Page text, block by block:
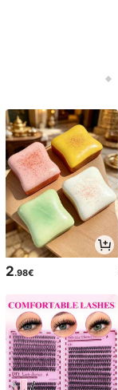
2.98€